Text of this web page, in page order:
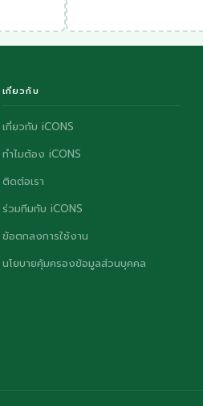
เกี่ยวกับ
เกี่ยวกับ iCONS
ทำไมต้อง iCONS
ติดต่อเรา
ร่วมทีมกับ iCONS
ข้อตกลงการใช้งาน
นโยบายคุ้มครองข้อมูลส่วนบุคคล